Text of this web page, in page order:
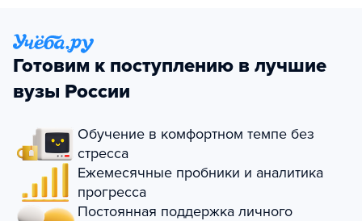
Готовим к поступлению в лучшие
вузы России
Обучение в комфортном темпе без
стресса
Ежемесячные пробники и аналитика
прогресса
Постоянная поддержка личного